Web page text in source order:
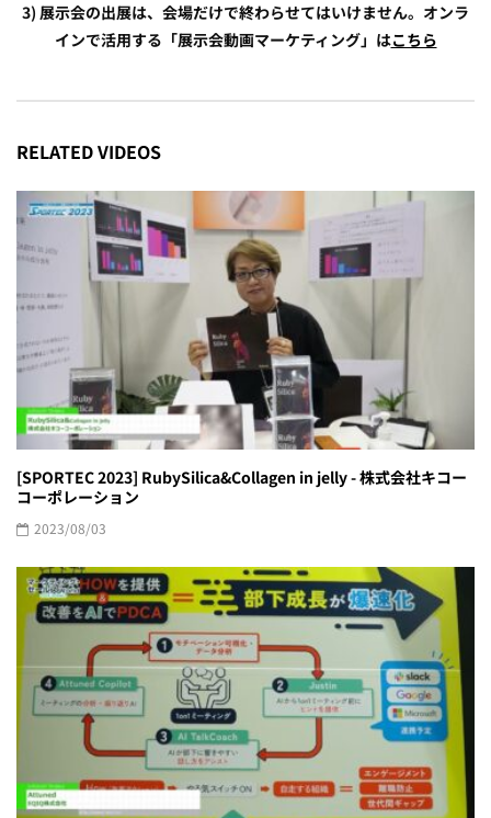
3) 展示会の出展は、会場だけで終わらせてはいけません。オンラ
インで活用する「展示会動画マーケティング」はこちら
RELATED VIDEOS
[SPORTEC 2023] RubySilica&Collagen in jelly - 株式会社キコー
コーポレーション
2023/08/03